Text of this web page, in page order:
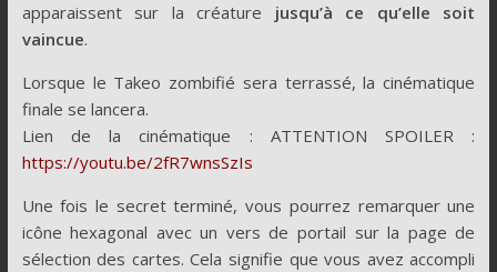
apparaissent sur la créature jusqu’à ce qu’elle soit
vaincue.
Lorsque le Takeo zombifié sera terrassé, la cinématique
finale se lancera.
Lien de la cinématique : ATTENTION SPOILER :
https://youtu.be/2fR7wnsSzIs
Une fois le secret terminé, vous pourrez remarquer une
icône hexagonal avec un vers de portail sur la page de
sélection des cartes. Cela signifie que vous avez accompli